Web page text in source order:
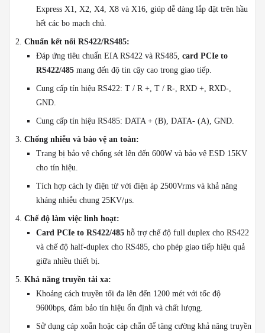
Express X1, X2, X4, X8 và X16, giúp dễ dàng lắp đặt trên hầu
hết các bo mạch chủ.
Chuẩn kết nối RS422/RS485:
Đáp ứng tiêu chuẩn EIA RS422 và RS485, card PCIe to
RS422/485 mang đến độ tin cậy cao trong giao tiếp.
Cung cấp tín hiệu RS422: T / R +, T / R-, RXD +, RXD-,
GND.
Cung cấp tín hiệu RS485: DATA + (B), DATA- (A), GND.
Chống nhiễu và bảo vệ an toàn:
Trang bị bảo vệ chống sét lên đến 600W và bảo vệ ESD 15KV
cho tín hiệu.
Tích hợp cách ly điện từ với điện áp 2500Vrms và khả năng
kháng nhiễu chung 25KV/μs.
Chế độ làm việc linh hoạt:
Card PCIe to RS422/485 hỗ trợ chế độ full duplex cho RS422
và chế độ half-duplex cho RS485, cho phép giao tiếp hiệu quả
giữa nhiều thiết bị.
Khả năng truyền tải xa:
Khoảng cách truyền tối đa lên đến 1200 mét với tốc độ
9600bps, đảm bảo tín hiệu ổn định và chất lượng.
Sử dụng cáp xoắn hoặc cáp chắn để tăng cường khả năng truyền